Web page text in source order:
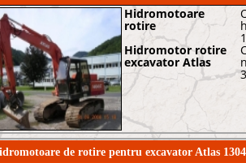
Hidromotoare
rotire
Hidromotor rotire
excavator Atlas
de rotire pentru excavator Atlas 1304